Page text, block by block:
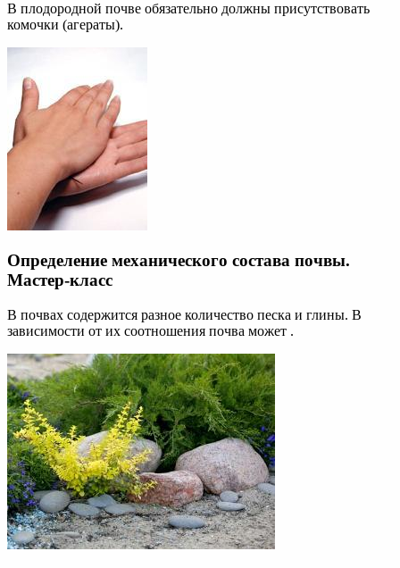
В плодородной почве обязательно должны присутствовать
комочки (агераты).
Определение механического состава почвы.
Мастер-класс
В почвах содержится разное количество песка и глины. В
зависимости от их соотношения почва может .